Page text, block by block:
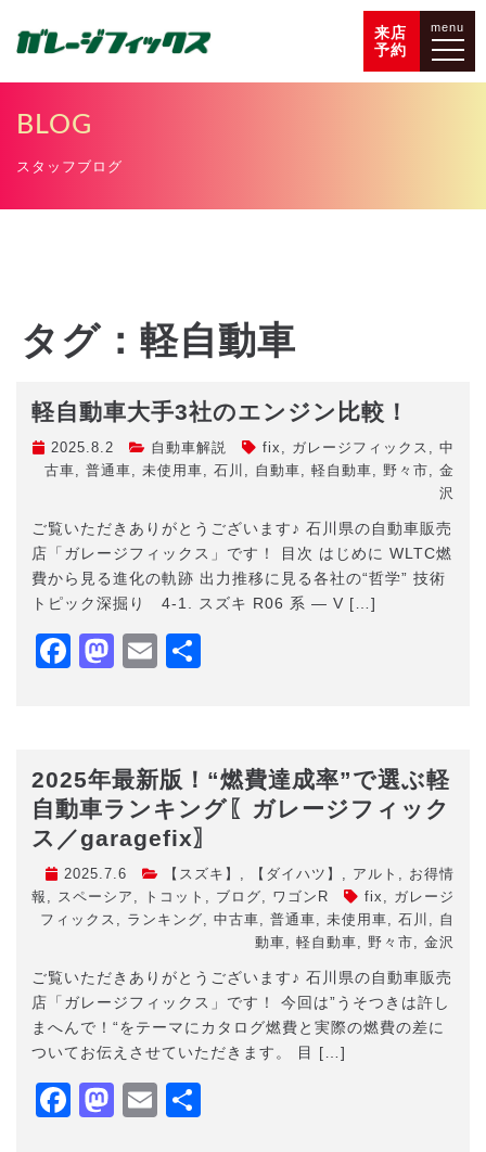
来店
予約
menu
BLOG
スタッフブログ
タグ：軽自動車
軽自動車大手3社のエンジン比較！
2025.8.2 自動車解説 fix , ガレージフィックス , 中
古車, 普通車, 未使用車, 石川 , 自動車, 軽自動車, 野々市, 金
沢
ご覧いただきありがとうございます♪ 石川県の自動車販売
店「ガレージフィックス」です！ 目次 はじめに WLTC燃
費から見る進化の軌跡 出力推移に見る各社の“哲学” 技術
トピック深掘り 4-1. スズキ R06 系 ― V […]
Facebook
Mastodon
Email
2025年最新版！“燃費達成率”で選ぶ軽
自動車ランキング〖ガレージフィック
ス／garagefix〗
2025.7.6 【スズキ】 , 【ダイハツ】 , アルト , お得情
報 , スペーシア , トコット , ブログ, ワゴンR fix , ガレージ
フィックス , ランキング, 中古車, 普通車, 未使用車, 石川 , 自
動車, 軽自動車, 野々市, 金沢
ご覧いただきありがとうございます♪ 石川県の自動車販売
店「ガレージフィックス」です！ 今回は”うそつきは許し
まへんで！“をテーマにカタログ燃費と実際の燃費の差に
ついてお伝えさせていただきます。 目 […]
Facebook
Mastodon
Email